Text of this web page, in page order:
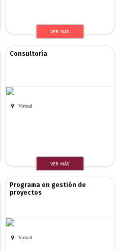
VER MÁS
Consultoría
Virtual
VER MÁS
Programa en gestión de
proyectos
Virtual